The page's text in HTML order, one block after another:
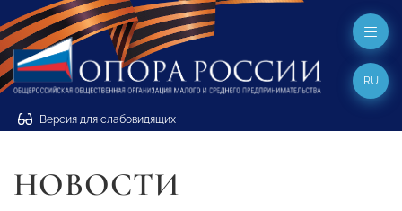
Версия для слабовидящих
RU
НОВОСТИ